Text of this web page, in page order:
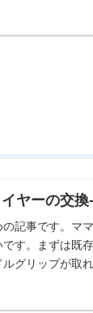
ヤーの交
記事です。マ
す。まずは既
グリップが取